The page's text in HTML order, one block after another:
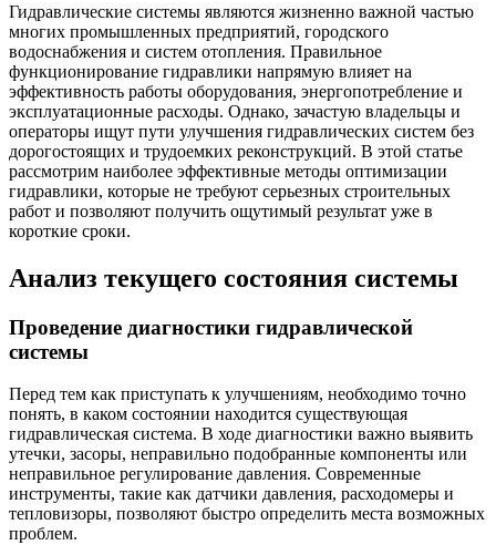
Гидравлические системы являются жизненно важной частью
многих промышленных предприятий, городского
водоснабжения и систем отопления. Правильное
функционирование гидравлики напрямую влияет на
эффективность работы оборудования, энергопотребление и
эксплуатационные расходы. Однако, зачастую владельцы и
операторы ищут пути улучшения гидравлических систем без
дорогостоящих и трудоемких реконструкций. В этой статье
рассмотрим наиболее эффективные методы оптимизации
гидравлики, которые не требуют серьезных строительных
работ и позволяют получить ощутимый результат уже в
короткие сроки.
Анализ текущего состояния системы
Проведение диагностики гидравлической
системы
Перед тем как приступать к улучшениям, необходимо точно
понять, в каком состоянии находится существующая
гидравлическая система. В ходе диагностики важно выявить
утечки, засоры, неправильно подобранные компоненты или
неправильное регулирование давления. Современные
инструменты, такие как датчики давления, расходомеры и
тепловизоры, позволяют быстро определить места возможных
проблем.